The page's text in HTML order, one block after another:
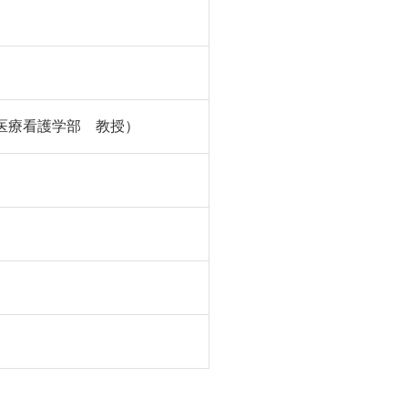
療看護学部 教授）